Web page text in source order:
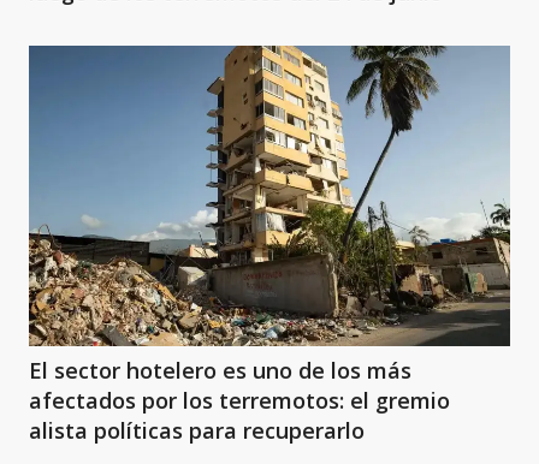
El sector hotelero es uno de los más
afectados por los terremotos: el gremio
alista políticas para recuperarlo